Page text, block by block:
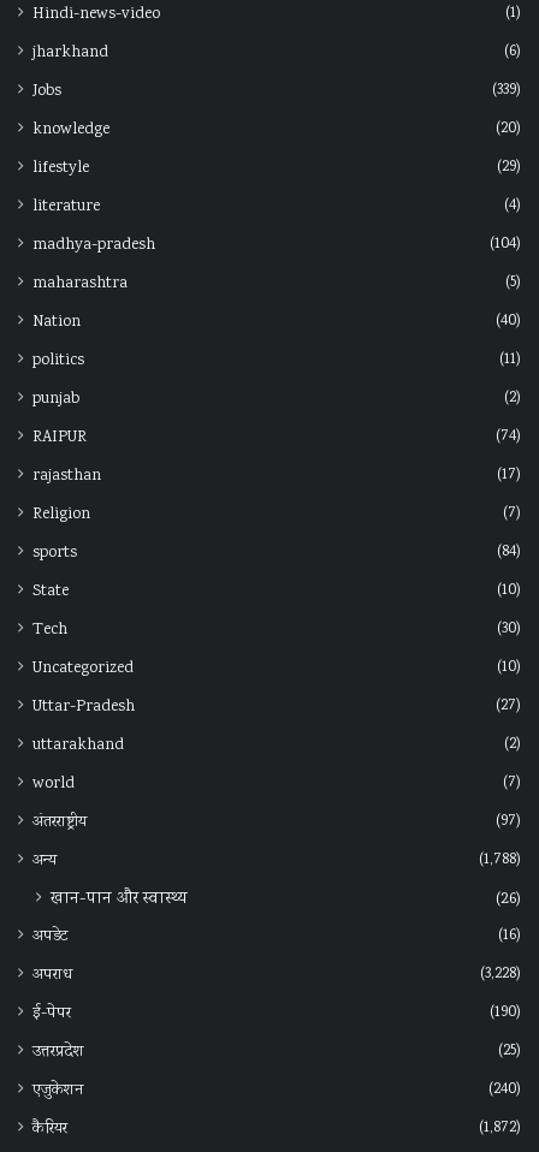
Hindi-news-video
(1)
jharkhand
(6)
Jobs
(339)
knowledge
(20)
lifestyle
(29)
literature
(4)
madhya-pradesh
(104)
maharashtra
(5)
Nation
(40)
politics
(11)
punjab
(2)
RAIPUR
(74)
rajasthan
(17)
Religion
(7)
sports
(84)
State
(10)
Tech
(30)
Uncategorized
(10)
Uttar-Pradesh
(27)
uttarakhand
(2)
world
(7)
अंतरराष्ट्रीय
(97)
अन्‍य
(1,788)
खान-पान और स्वास्थ्य (26)
अपडेट
(16)
अपराध
(3,228)
ई-पेपर
(190)
उत्तरप्रदेश
(25)
एजुकेशन
(240)
कैरियर
(1,872)